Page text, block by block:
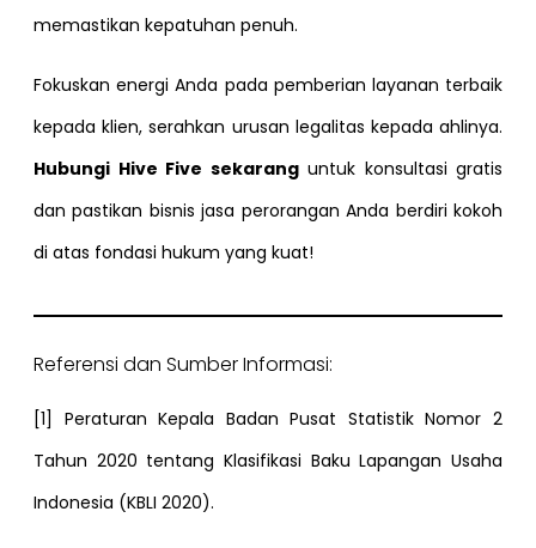
memastikan kepatuhan penuh.
Fokuskan energi Anda pada pemberian layanan terbaik
kepada klien, serahkan urusan legalitas kepada ahlinya.
Hubungi Hive Five sekaranguntuk konsultasi gratis
dan pastikan bisnis jasa perorangan Anda berdiri kokoh
di atas fondasi hukum yang kuat!
Referensi dan Sumber Informasi:
[1] Peraturan Kepala Badan Pusat Statistik Nomor 2
Tahun 2020 tentang Klasifikasi Baku Lapangan Usaha
Indonesia (KBLI 2020).